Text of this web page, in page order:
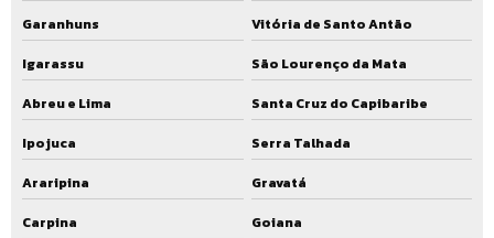
Garanhuns
Vitória de Santo Antão
Igarassu
São Lourenço da Mata
Abreu e Lima
Santa Cruz do Capibaribe
Ipojuca
Serra Talhada
Araripina
Gravatá
Carpina
Goiana